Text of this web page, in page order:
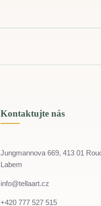
Kontaktujte nás
Jungmannova 669, 413 01
Labem
info@tellaart.cz
+420 777 527 515